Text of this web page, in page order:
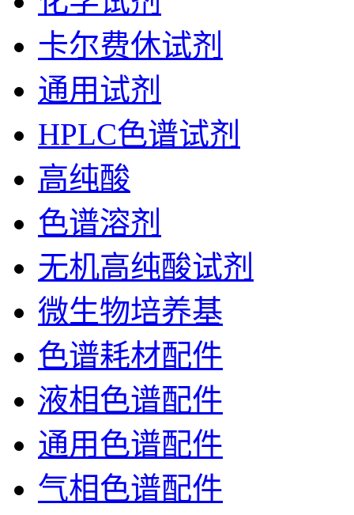
卡尔费休试剂
通用试剂
HPLC色谱试剂
高纯酸
色谱溶剂
无机高纯酸试剂
微生物培养基
色谱耗材配件
液相色谱配件
通用色谱配件
气相色谱配件